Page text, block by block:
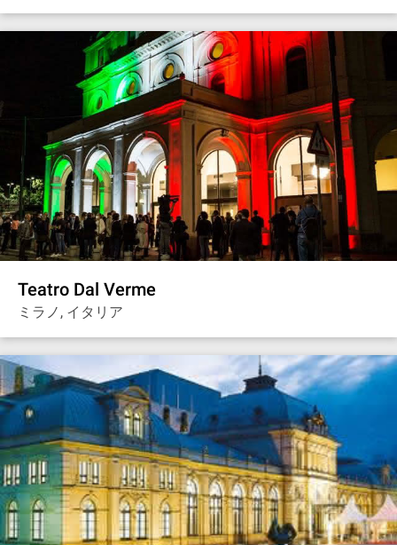
Teatro Dal Verme
ミラノ, イタリア